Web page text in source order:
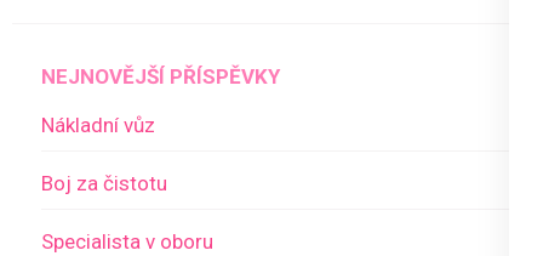
NEJNOVĚJŠÍ PŘÍSPĚVKY
Nákladní vůz
Boj za čistotu
Specialista v oboru